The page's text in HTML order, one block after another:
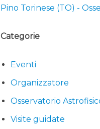
Pino Torinese (TO) -
Categorie
Eventi
Organizzatore
Osservatorio
Visite guidate